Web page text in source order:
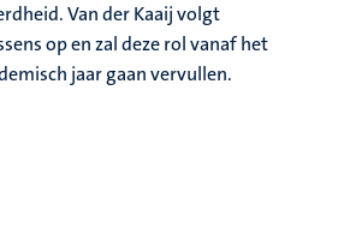
Van der Kaaij volgt
op en zal deze rol vanaf het
jaar gaan vervullen.